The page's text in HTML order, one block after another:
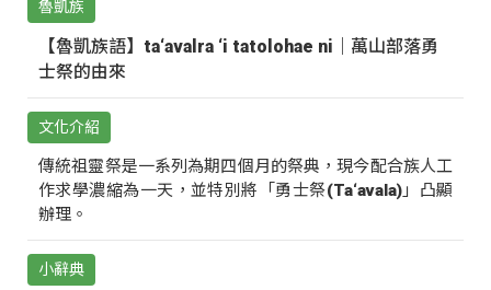
魯凱族
【魯凱族語】ta‘avalra ‘i tatolohae ni｜萬山部落勇
士祭的由來
文化介紹
傳統祖靈祭是一系列為期四個月的祭典，現今配合族人工
作求學濃縮為一天，並特別將「勇士祭(Ta‘avala)」凸顯
辦理。
小辭典